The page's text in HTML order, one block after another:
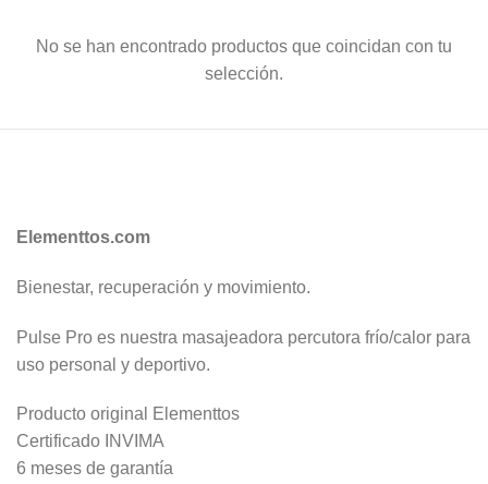
No se han encontrado productos que coincidan con tu
selección.
Elementtos.com
Bienestar, recuperación y movimiento.
Pulse Pro es nuestra masajeadora percutora frío/calor para
uso personal y deportivo.
Producto original Elementtos
Certificado INVIMA
6 meses de garantía